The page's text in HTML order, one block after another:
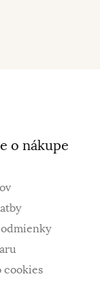
o nákupe
cookies